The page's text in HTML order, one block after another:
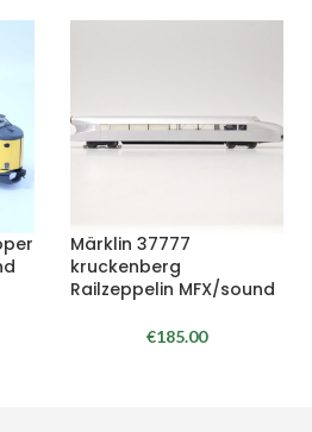
Märklin 37777
kruckenberg
Railzeppelin MFX/sound
€185.00